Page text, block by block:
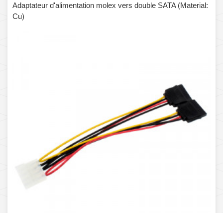
Adaptateur d'alimentation molex vers double SATA (Material:
Cu)